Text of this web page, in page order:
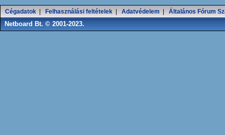
Cégadatok Felhasználási feltételek Adatvédelem Általános Fórum
Netboard Bt. © 2001-2023.